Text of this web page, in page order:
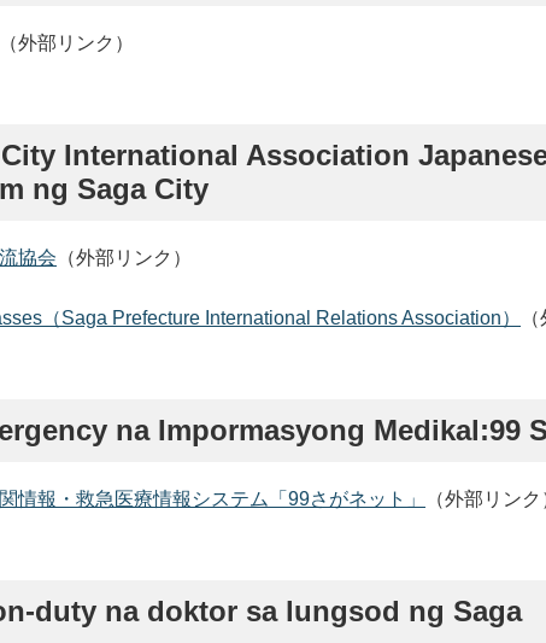
（外部リンク）
City International Association
ng Saga City
協会 （外部リンク）
（Saga Prefecture International Relations Association）
na Impormasyong Medikal:99
情報・救急医療情報システム「99さがネット」 （外部リンク
duty na doktor sa lungsod ng Saga